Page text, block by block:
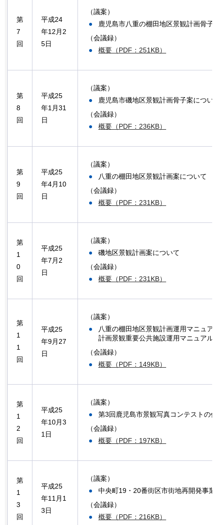
第
7
回
平成24
年12月2
5日
（議案）
鹿児島市八重の棚田地区景観計画骨子
（会議録）
概要（PDF：251KB）
第
8
回
平成25
年1月31
日
（議案）
鹿児島市磯地区景観計画骨子案につい
（会議録）
概要（PDF：236KB）
第
9
回
平成25
年4月10
日
（議案）
八重の棚田地区景観計画案について
（会議録）
概要（PDF：231KB）
第
1
0
回
平成25
年7月2
日
（議案）
磯地区景観計画案について
（会議録）
概要（PDF：231KB）
第
1
1
回
平成25
年9月27
日
（議案）
八重の棚田地区景観計画運用マニュ
計画景観重要公共施設運用マニュアル
（会議録）
概要（PDF：149KB）
第
1
2
回
平成25
年10月3
1日
（議案）
第3回鹿児島市景観写真コンテストの
（会議録）
概要（PDF：197KB）
第
1
3
回
平成25
年11月1
3日
（議案）
中央町19・20番街区市街地再開発事
（会議録）
概要（PDF：216KB）